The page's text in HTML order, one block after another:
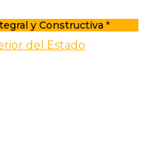
y Constructiva "